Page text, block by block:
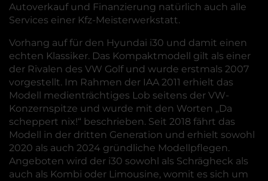
Autoverkauf und Finanzierung natürlich auch alle
Services einer Kfz-Meisterwerkstatt.
Vorhang auf für den Hyundai i30 und damit einen
echten Klassiker. Das Kompaktmodell gilt als einer
der Rivalen des VW Golf und wurde erstmals 2007
vorgestellt. Im Rahmen der IAA 2011 erhielt das
Modell medienträchtiges Lob seitens der VW-
Konzernspitze und wurde mit den Worten „Da
scheppert nix!“ beschrieben. Seit 2018 fährt das
Modell in der dritten Generation und erhielt sowohl
2020 als auch 2024 gründliche Modellpflegen.
Angeboten wird der i30 sowohl als Schrägheck als
auch als Kombi oder Limousine, womit es sich um